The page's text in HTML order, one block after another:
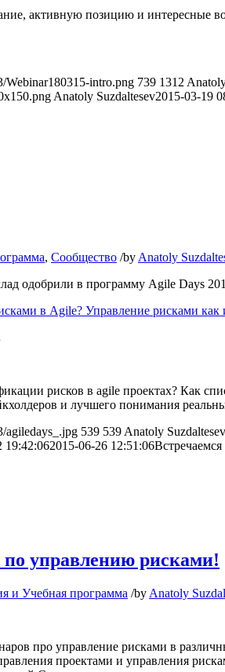
активную позицию и интересные
Webinar180315-intro.png 739 1312
Anatoly Suzdaltesev2015-03-19
, Сообщество /by Anatoly
одобрили в программу Agile Days
в Agile? Управление рисками как
рисков в agile проектах? Как
и лучшего понимания
agiledays_.jpg 539 539 Anatoly Suzdaltesev
19:42:062015-06-26 12:51:06
управлению рисками!
и Учебная программа /by Anatoly
про управление рисками в
проектами и управления